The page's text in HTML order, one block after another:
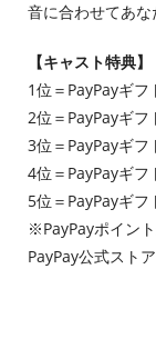
音に合わせてあ
【キャスト特典】
1位＝PayPayギ
2位＝PayPayギ
3位＝PayPayギ
4位＝PayPayギ
5位＝PayPayギ
※PayPayポイン
PayPay公式スト